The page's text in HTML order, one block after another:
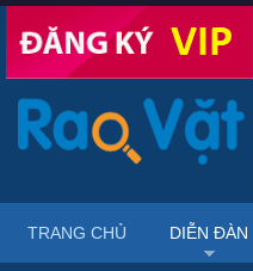
TRANG CHỦ DIỄN ĐÀN